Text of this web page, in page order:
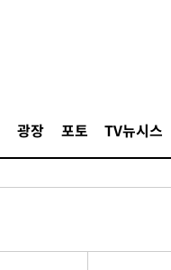
광장 포토 TV뉴시스